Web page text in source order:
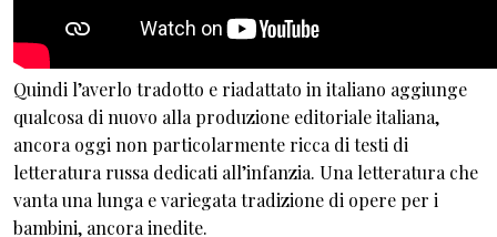
Quindi l’averlo tradotto e riadattato in italiano aggiunge
qualcosa di nuovo alla produzione editoriale italiana,
ancora oggi non particolarmente ricca di testi di
letteratura russa dedicati all’infanzia. Una letteratura che
vanta una lunga e variegata tradizione di opere per i
bambini, ancora inedite.